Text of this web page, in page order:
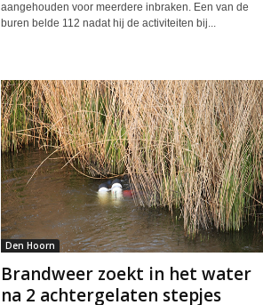
aangehouden voor meerdere inbraken. Een van de
buren belde 112 nadat hij de activiteiten bij...
Den Hoorn
Brandweer zoekt in het water
na 2 achtergelaten stepjes